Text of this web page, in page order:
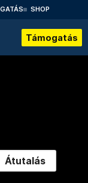
SHOP
Támogatás
Átutalás